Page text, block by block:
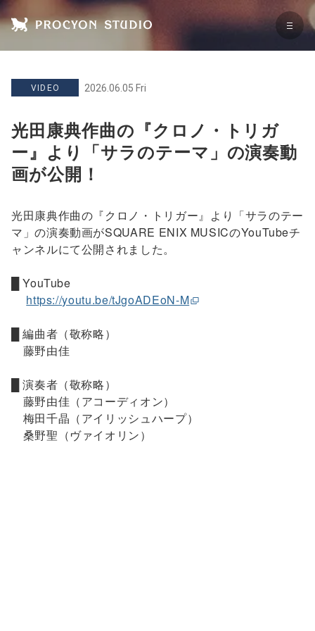
VIDEO 2026.06.05 Fri
光田康典作曲の『クロノ・トリガ
ー』より「サラのテーマ」の演奏動
画が公開！
光田康典作曲の『クロノ・トリガー』より「サラのテー
マ」の演奏動画がSQUARE ENIX MUSICのYouTubeチ
ャンネルにて公開されました。
█ YouTube
https://youtu.be/tJgoADEoN-M
█ 編曲者（敬称略）
藤野由佳
█ 演奏者（敬称略）
藤野由佳（アコーディオン）
梅田千晶（アイリッシュハープ）
桑野聖（ヴァイオリン）